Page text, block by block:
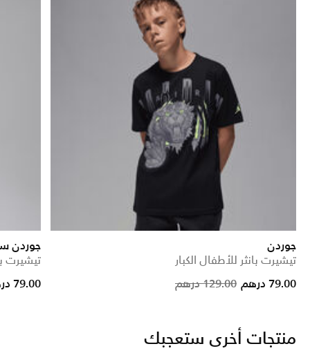
جوردن
تيشيرت بانثر للأطفال الكبار
Price
129.00 درهم to
79.00 درهم
جوردن
تيشيرت
Price reduced from
to
79.00 درهم
منتجات أخرى ستعجبك